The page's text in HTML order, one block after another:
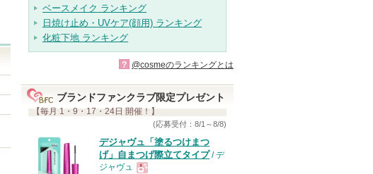
ベースメイク ランキング
日焼け止め・UVケア(顔用) ランキング
化粧下地 ランキング
? @cosmeのランキングとは
ブランドファンクラブ限定プレゼント
【毎月 1・9・17・24日 開催！】
(応募受付：8/1～8/8)
デジャヴュ「塗るつけまつ
げ」自まつげ際立てタイプ/ デ
ジャヴュ